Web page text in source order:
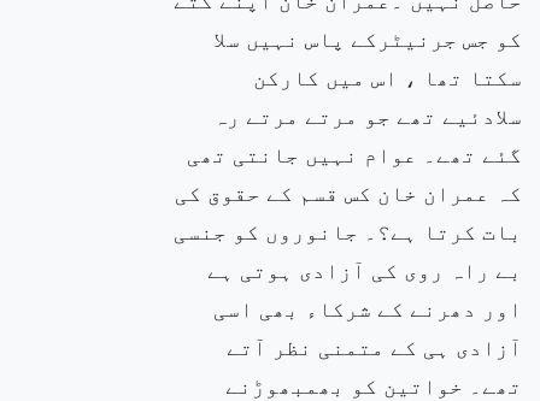
کو جس جرنیٹرکے پاس نہیں سلا
سکتا تھا ، اس میں کارکن
سلادئیے تھے جو مرتے مرتے رہ
گئے تھے۔ عوام نہیں جانتی تھی
کہ عمران خان کس قسم کے حقوق کی
بات کرتا ہے؟۔ جانوروں کو جنسی
بے راہ روی کی آزادی ہوتی ہے
اور دھرنے کے شرکاء بھی اسی
آزادی ہی کے متمنی نظر آتے
تھے۔ خواتین کو بھمبھوڑنے